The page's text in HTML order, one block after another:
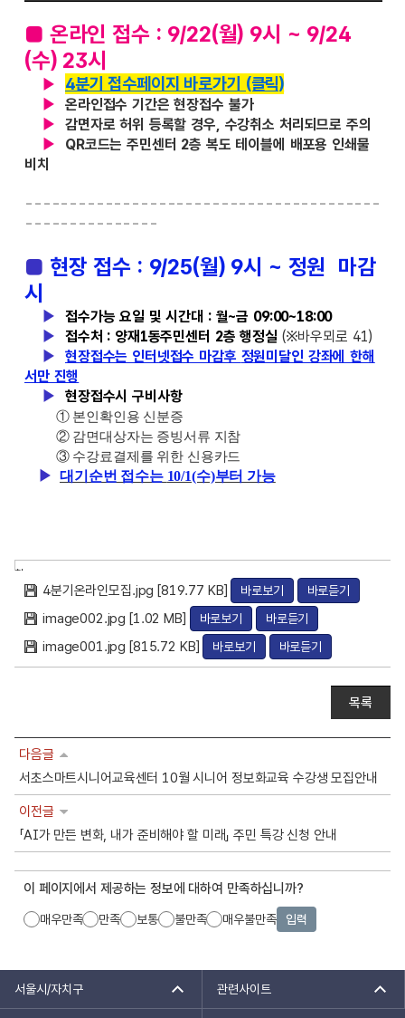
■ 온라인 접수 : 9/22(월) 9시 ~ 9/24
(수) 23시
▶ 4분기 접수페이지 바로가기 (클릭)
▶
온라인접수 기간은 현장접수 불가
▶
감면자로 허위 등록할 경우, 수강취소 처리되므로 주의
▶
QR코드는 주민센터 2층 복도 테이블에 배포용 인쇄물
비치
----------------------------------------
---------------
■ 현장 접수 : 9/25(월) 9시 ~ 정원 마감
시
▶ 접수가능 요일 및 시간대 : 월~금 09:00~18:00
▶
접수처 : 양재1동주민센터 2층 행정실 (※바우뫼로 41)
▶
현장접수는 인터넷접수 마감후 정원미달인 강좌에 한해
서만 진행
▶
현장접수시 구비사항
① 본인확인용 신분증
② 감면대상자는 증빙서류 지참
③ 수강료결제를 위한 신용카드
▶ 대기순번 접수는 10/1(수)부터 가능
첨
4분기온라인모집.jpg [819.77 KB] 바로보기 바로듣기
image002.jpg [1.02 MB] 바로보기 바로듣기
image001.jpg [815.72 KB] 바로보기 바로듣기
목록
다음글
서초스마트시니어교육센터 10월 시니어 정보화교육 수강생 모집안내
이전글
「AI가 만든 변화, 내가 준비해야 할 미래」 주민 특강 신청 안내
이 페이지에서 제공하는 정보에 대하여 만족하십니까?
매우만족 만족 보통 불만족 매우불만족 입력
서울시/자치구 관련사이트